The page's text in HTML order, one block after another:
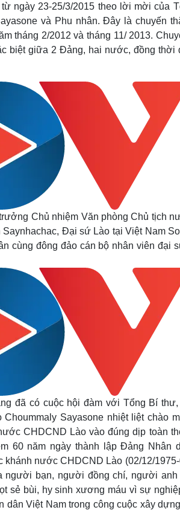
Thế giới thể thao
eSports
Hậu trường
Văn hóa
Văn học
Di sản
ngày 23-25/3/2015 theo lời mời của
và Phu nhân. Đây là chuyến
tháng 2/2012 và tháng 11/ 2013.
biệt giữa 2 Đảng, hai nước, đồng thời
Chủ nhiệm Văn phòng Chủ tịch
Đại sứ Lào tại Việt Nam
cùng đông đảo cán bộ nhân viên đại
đã có cuộc hội đàm với Tổng Bí
Sayasone nhiệt liệt chào
CHDCND Lào vào đúng dịp toàn
60 năm ngày thành lập Đảng Nhân
khánh nước CHDCND Lào (02/12/
người bạn, người đồng chí, người
sẻ bùi, hy sinh xương máu vì sự
Việt Nam trong công cuộc xây